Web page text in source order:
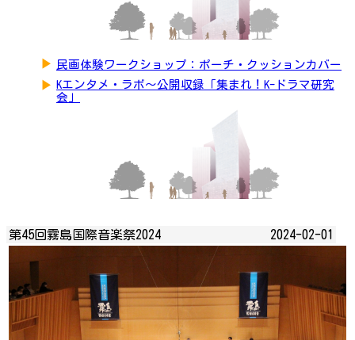
▶ 民画体験ワークショップ：ポーチ・クッションカバー
▶ Kエンタメ・ラボ～公開収録「集まれ！K-ドラマ研究
会」
第45回霧島国際音楽祭2024 2024-02-01